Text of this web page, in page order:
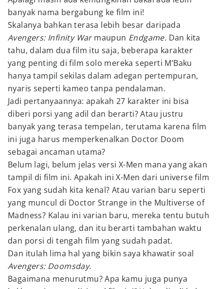
banyak nama bergabung ke film ini!
Skalanya bahkan terasa lebih besar daripada
Avengers: Infinity Warmaupun Endgame. Dan kita
tahu, dalam dua film itu saja, beberapa karakter
yang penting di film solo mereka seperti M’Baku
hanya tampil sekilas dalam adegan pertempuran,
nyaris seperti kameo tanpa pendalaman.
Jadi pertanyaannya: apakah 27 karakter ini bisa
diberi porsi yang adil dan berarti? Atau justru
banyak yang terasa tempelan, terutama karena film
ini juga harus memperkenalkan Doctor Doom
sebagai ancaman utama?
Belum lagi, belum jelas versi X-Men mana yang akan
tampil di film ini. Apakah ini X-Men dari universe film
Fox yang sudah kita kenal? Atau varian baru seperti
yang muncul di Doctor Strange in the Multiverse of
Madness? Kalau ini varian baru, mereka tentu butuh
perkenalan ulang, dan itu berarti tambahan waktu
dan porsi di tengah film yang sudah padat.
Dan itulah lima hal yang bikin saya khawatir soal
Avengers: Doomsday.
Bagaimana menurutmu? Apa kamu juga punya